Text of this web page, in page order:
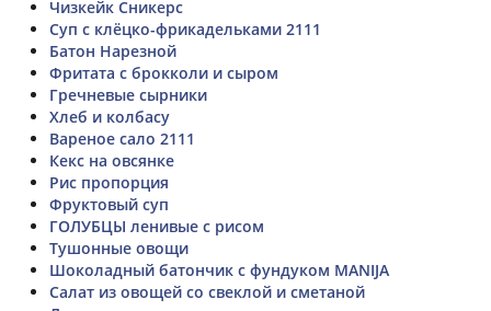
Чизкейк Сникерс
Суп с клёцко-фрикадельками 2111
Батон Нарезной
Фритата с брокколи и сыром
Гречневые сырники
Хлеб и колбасу
Вареное сало 2111
Кекс на овсянке
Рис пропорция
Фруктовый суп
ГОЛУБЦЫ ленивые с рисом
Тушонные овощи
Шоколадный батончик с фундуком MANIJA
Салат из овощей со свеклой и сметаной